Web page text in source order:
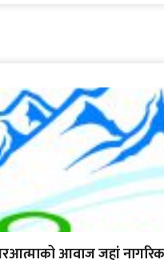
आवाज जहां